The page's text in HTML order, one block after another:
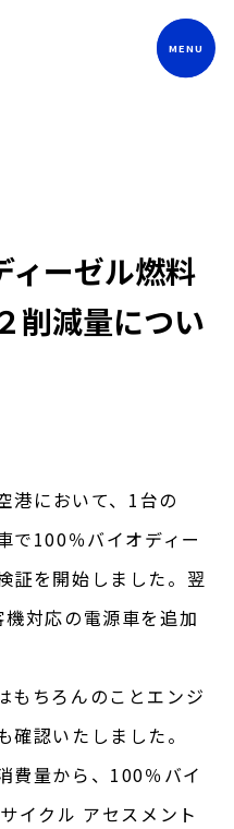
ィーゼル燃料
削減量につい
港において、1台の
で100％バイオディー
証を開始しました。翌
対応の電源車を追加
もちろんのことエンジ
認いたしました。
費量から、100％バイ
イクル アセスメント